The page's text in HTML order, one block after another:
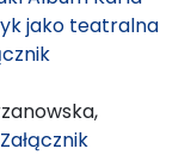
jako teatralna
Załącznik